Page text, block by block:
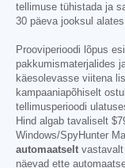
tellimuse tühistada ja
30 päeva jooksul
Prooviperioodi lõpus
pakkumismaterjalides
käesolevasse viitena
kampaaniapõhiselt
tellimusperioodi
Hind algab tavaliselt
Windows/SpyHunter
automaatselt
näevad ette